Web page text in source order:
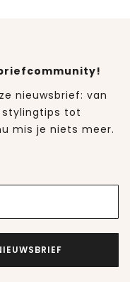
nieuwsbrief: van
stylingtips tot
mis je niets meer.